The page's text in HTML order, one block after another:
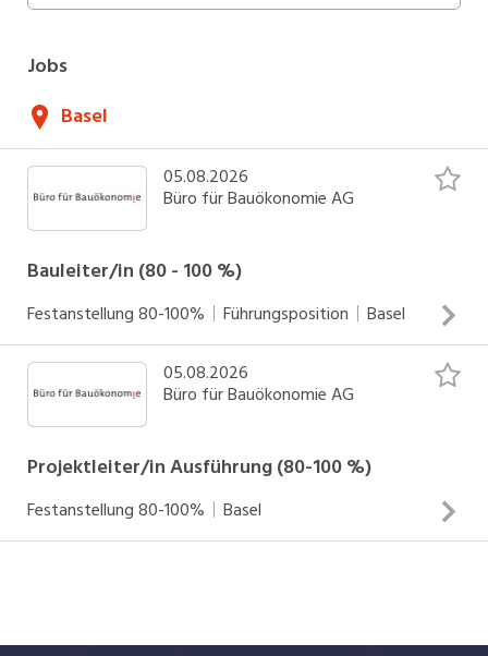
+41 58 451 77 00
E-Mail
SOCIAL MEDIA
Jobs
Basel
05.08.2026
Büro für Bauökonomie AG
Bauleiter/in (80 - 100 %)
Festanstellung80-100% Führungsposition Basel
Was Sie erwartet Sie sind an der Realisierung
architektonisch anspruchsvoller Bauprojekte beteiligt und
tragen mit den folgenden Aufgaben zur erfolgreichen
Umsetzung vielfältiger Nutzungen bei: Erstellung von
Leistungsverzeichnissen für private und öffentliche Bauten
Sicherstellung der örtlichen Bauleitung Qualitäts-,
Schlussabrechnung Koordination von Garantiearbeiten
05.08.2026
Büro für Bauökonomie AG
Projektleiter/in Ausführung (80-100 %)
Festanstellung80-100% Basel